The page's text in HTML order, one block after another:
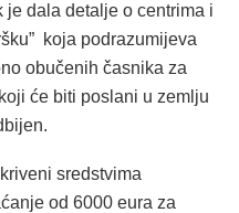
je dala detalje o centrima i
koja podrazumijeva
obučenih časnika za
će biti poslani u zemlju
sredstvima
od 6000 eura za